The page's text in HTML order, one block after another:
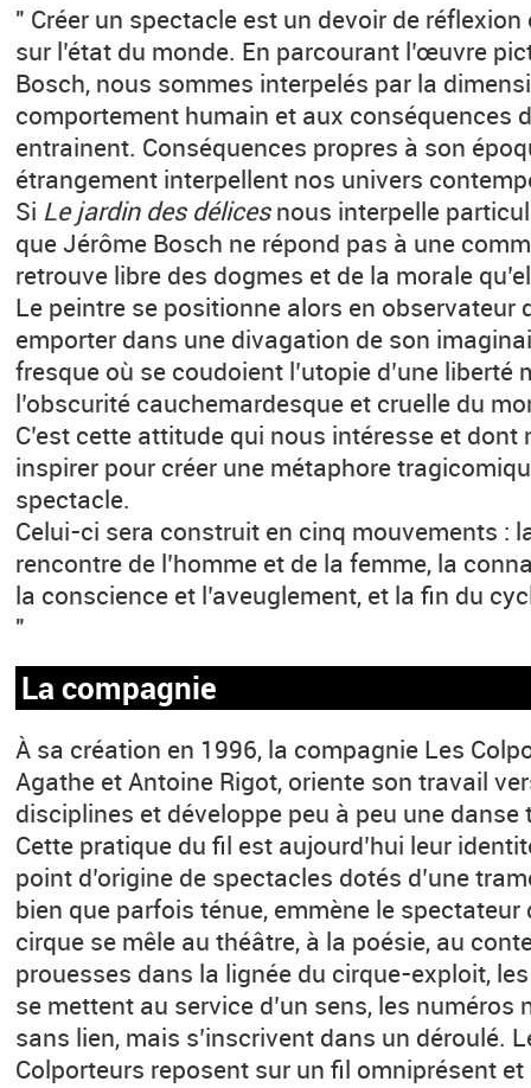
" Créer un spectacle est un devoir de
sur l’état du monde. En parcourant l’œuvre
Bosch, nous sommes interpelés par la
comportement humain et aux conséquences
entrainent. Conséquences propres à son
étrangement interpellent nos univers
Si Le jardin des délicesnous interpelle
que Jérôme Bosch ne répond pas à une
retrouve libre des dogmes et de la morale
Le peintre se positionne alors en observateur
emporter dans une divagation de son
fresque où se coudoient l’utopie d’une liberté
l’obscurité cauchemardesque et cruelle du
C’est cette attitude qui nous intéresse et
inspirer pour créer une métaphore
spectacle.
Celui-ci sera construit en cinq mouvements :
rencontre de l’homme et de la femme, la
la conscience et l’aveuglement, et la fin du
"
La compagnie
À sa création en 1996, la compagnie Les
Agathe et Antoine Rigot, oriente son travail
disciplines et développe peu à peu une
Cette pratique du fil est aujourd’hui leur
point d’origine de spectacles dotés d’une
bien que parfois ténue, emmène le
cirque se mêle au théâtre, à la poésie, au
prouesses dans la lignée du cirque-exploit,
se mettent au service d’un sens, les numéros
sans lien, mais s’inscrivent dans un déroulé.
Colporteurs reposent sur un fil omniprésent